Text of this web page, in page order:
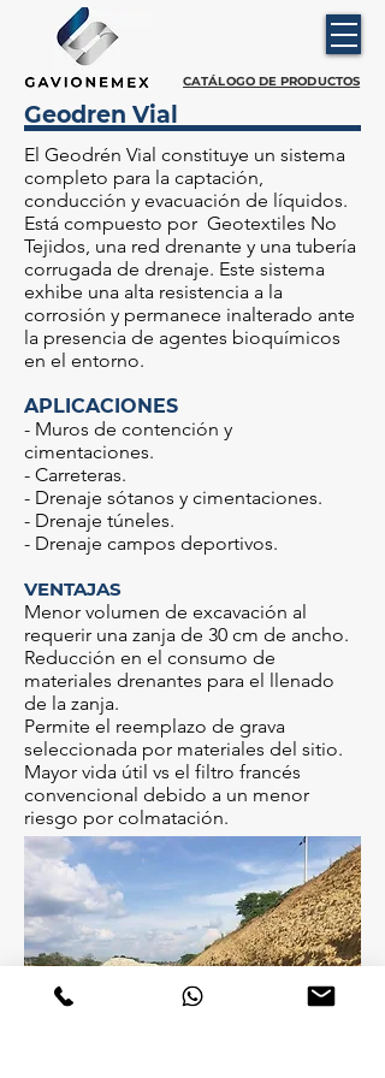
CATÁLOGO DE PRODUCTOS
Geodren Vial
El Geodrén Vial constituye un sistema
completo para la captación,
conducción y evacuación de líquidos.
Está compuesto por Geotextiles No
Tejidos, una red drenante y una tubería
corrugada de drenaje. Este sistema
exhibe una alta resistencia a la
corrosión y permanece inalterado ante
la presencia de agentes bioquímicos
en el entorno.
APLICACIONES
- Muros de contención y
cimentaciones.
- Carreteras.
- Drenaje sótanos y cimentaciones.
- Drenaje túneles.
- Drenaje campos deportivos.
VENTAJAS
Menor volumen de excavación al
requerir una zanja de 30 cm de ancho.
Reducción en el consumo de
materiales drenantes para el llenado
de la zanja.
Permite el reemplazo de grava
seleccionada por materiales del sitio.
Mayor vida útil vs el filtro francés
convencional debido a un menor
riesgo por colmatación.